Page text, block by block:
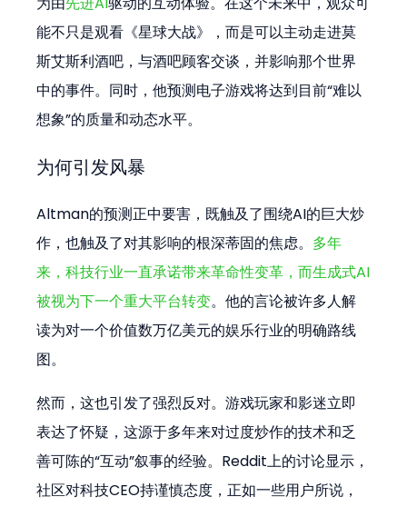
能不只是观看《星球大战》，而是可以主动走进莫
斯艾斯利酒吧，与酒吧顾客交谈，并影响那个世界
中的事件。同时，他预测电子游戏将达到目前“难以
想象”的质量和动态水平。
为何引发风暴
Altman的预测正中要害，既触及了围绕AI的巨大炒
作，也触及了对其影响的根深蒂固的焦虑。 多年
来，科技行业一直承诺带来革命性变革，而生成式AI
被视为下一个重大平台转变。他的言论被许多人解
读为对一个价值数万亿美元的娱乐行业的明确路线
图。
然而，这也引发了强烈反对。游戏玩家和影迷立即
表达了怀疑，这源于多年来对过度炒作的技术和乏
善可陈的“互动”叙事的经验。Reddit上的讨论显示，
社区对科技CEO持谨慎态度，正如一些用户所说，